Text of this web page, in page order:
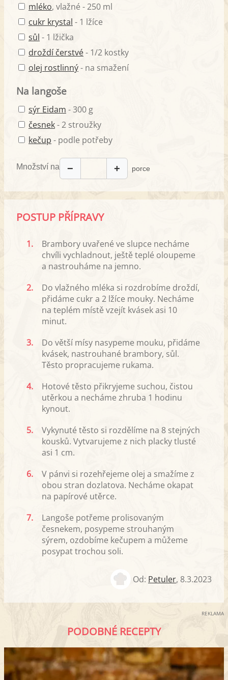
mléko, vlažné - 250 ml
cukr krystal - 1 lžíce
sůl - 1 lžička
droždí čerstvé- 1/2 kostky
olej rostlinný- na smažení
Na langoše
sýr Eidam - 300 g
česnek- 2 stroužky
kečup - podle potřeby
Množství na − + porce
POSTUP PŘÍPRAVY
1.
Brambory uvařené ve slupce necháme
chvíli vychladnout, ještě teplé oloupeme
a nastrouháme na jemno.
2.
Do vlažného mléka si rozdrobíme droždí,
přidáme cukr a 2 lžíce mouky. Necháme
na teplém místě vzejít kvásek asi 10
minut.
3.
Do větší mísy nasypeme mouku, přidáme
kvásek, nastrouhané brambory, sůl.
Těsto propracujeme rukama.
4.
Hotové těsto přikryjeme suchou, čistou
utěrkou a necháme zhruba 1 hodinu
kynout.
5.
Vykynuté těsto si rozdělíme na 8 stejných
kousků. Vytvarujeme z nich placky tlusté
asi 1 cm.
6.
V pánvi si rozehřejeme olej a smažíme z
obou stran dozlatova. Necháme okapat
na papírové utěrce.
7.
Langoše potřeme prolisovaným
česnekem, posypeme strouhaným
sýrem, ozdobíme kečupem a můžeme
posypat trochou soli.
Od: Petuler, 8.3.2023
REKLAMA
PODOBNÉ RECEPTY